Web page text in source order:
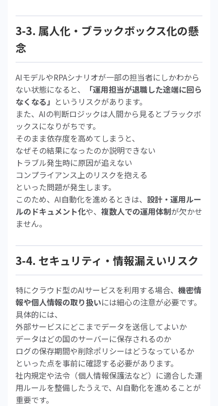
3-3. 属人化・ブラックボックス化の懸
念
AIモデルやRPAシナリオが一部の担当者にしかわから
ない状態になると、
「運用担当が退職した途端に回ら
なくなる」 というリスクがあります。
また、AIの判断ロジックは人間から見るとブラックボ
ックスになりがちです。
そのまま依存度を高めてしまうと、
なぜその結果になったのか説明できない
トラブル発生時に原因が追えない
コンプライアンス上のリスクを抱える
といった問題が発生します。
このため、AI自動化を進めるときは、 設計・運用ルー
ルのドキュメント化や、 複数人での運用体制が欠かせ
ません。
3-4. セキュリティ・情報漏えいリスク
特にクラウド型のAIサービスを利用する場合、 機密情
報や個人情報の取り扱いには細心の注意が必要です。
具体的には、
外部サービスにどこまでデータを送信してよいか
データはどの国のサーバーに保存されるのか
ログの保存期間や削除ポリシーはどうなっているか
といった点を事前に確認する必要があります。
社内規定や法令（個人情報保護法など）に適合した運
用ルールを整備したうえで、AI自動化を進めることが
重要です。